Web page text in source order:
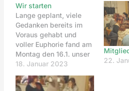
Wir starten
Lange geplant, viele
Gedanken bereits im
Voraus gehabt und
voller Euphorie fand am
Montag den 16.1. unser
erstes Treffen in der
haben liebe Menschen
18. Januar 2023
22.